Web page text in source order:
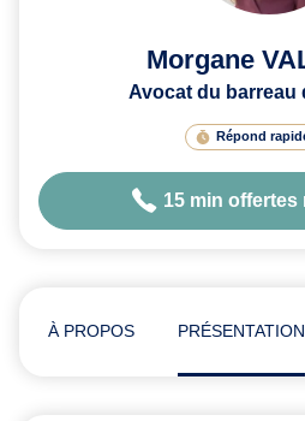
Morgane
Avocat du barreau
Répond
15 min offertes
À PROPOS PRÉSENTATION